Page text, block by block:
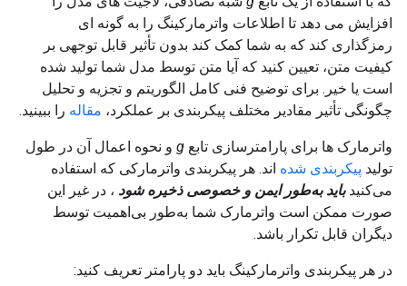
افزایش می دهد تا اطلاعات واترمارکینگ را به گونه ای
رمزگذاری کند که به شما کمک کند بدون تأثیر قابل توجهی بر
کیفیت متن، تعیین کنید که آیا متن توسط مدل شما تولید شده
است یا خیر. برای توضیح فنی کامل الگوریتم و تجزیه و تحلیل
چگونگی تأثیر مقادیر مختلف پیکربندی بر عملکرد، مقاله را ببینید.
واترمارک ها برای پارامترسازی تابع g و نحوه اعمال آن در طول
تولید پیکربندی شده اند. هر پیکربندی واترمارکی که استفاده
می‌کنیدباید به‌طور ایمن و خصوصی ذخیره شود ، در غیر این
صورت ممکن است واترمارک شما به‌طور بی‌اهمیت توسط
دیگران قابل تکرار باشد.
در هر پیکربندی واترمارکینگ باید دو پارامتر تعریف کنید: